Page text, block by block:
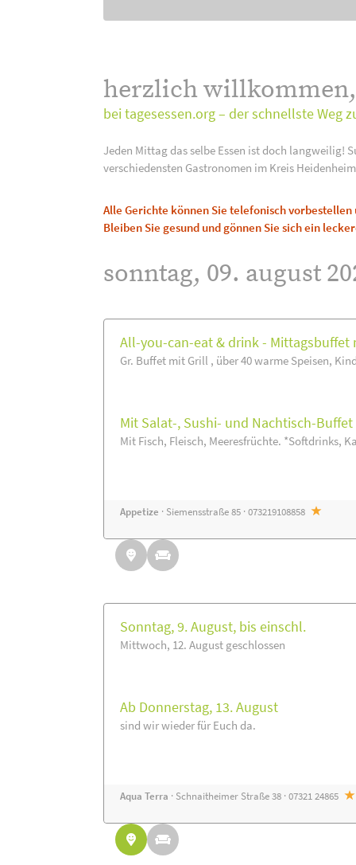
herzlich willkommen,
bei tagesessen.org – der schnellste Weg
Jeden Mittag das selbe Essen ist doch langweilig!
verschiedensten Gastronomen im Kreis
Alle Gerichte können Sie telefonisch
Bleiben Sie gesund und gönnen Sie sich ein
sonntag, 09. august
All-you-can-eat & drink - Mittagsbuffet
Gr. Buffet mit Grill , über 40 warme Speisen,
Mit Salat-, Sushi- und Nachtisch-
Mit Fisch, Fleisch, Meeresfrüchte. *Softdrinks,
Appetize · Siemensstraße 85 · 073219108858
Sonntag, 9. August, bis einschl.
Mittwoch, 12. August geschlossen
Ab Donnerstag, 13. August
sind wir wieder für Euch da.
Aqua Terra · Schnaitheimer Straße 38 · 07321 24865